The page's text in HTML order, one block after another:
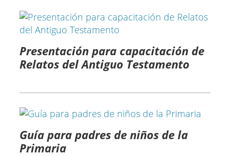
Presentación para capacitación de
Relatos del Antiguo Testamento
Guía para padres de niños de la
Primaria